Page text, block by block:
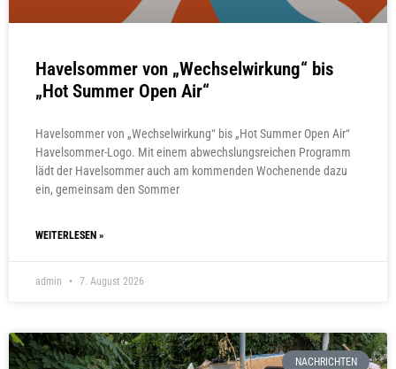
Havelsommer von „Wechselwirkung“ bis
„Hot Summer Open Air“
Havelsommer von „Wechselwirkung“ bis „Hot Summer Open Air“
Havelsommer-Logo. Mit einem abwechslungsreichen Programm
lädt der Havelsommer auch am kommenden Wochenende dazu
ein, gemeinsam den Sommer
WEITERLESEN »
admin 7. August 2026
NACHRICHTEN